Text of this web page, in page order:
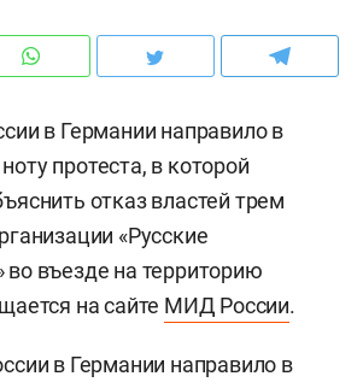
в Германии направило в
протеста, в которой
отказ властей трем
«Русские
въезде на территорию
на сайте МИД России.
в Германии направило в